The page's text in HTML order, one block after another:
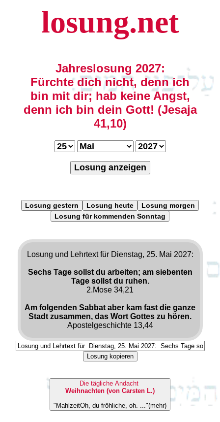
losung.net
Jahreslosung 2027:
Fürchte dich nicht, denn ich
bin mit dir; hab keine Angst,
denn ich bin dein Gott! (Jesaja
41,10)
Losung anzeigen
Losung gestern Losung heute
Losung morgen
Losung für kommenden Sonntag
Losung und Lehrtext für Dienstag, 25. Mai 2027:
Sechs Tage sollst du arbeiten; am siebenten
Tage sollst du ruhen.
2.Mose 34,21
Am folgenden Sabbat aber kam fast die ganze
Stadt zusammen, das Wort Gottes zu hören.
Apostelgeschichte 13,44
Losung kopieren
Die tägliche Andacht
Weihnachten (von Carsten L.)
"MahlzeitOh, du fröhliche, oh. ..."(mehr)